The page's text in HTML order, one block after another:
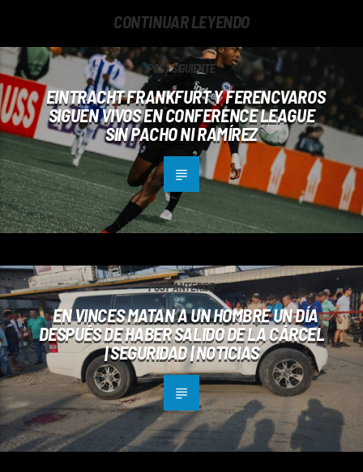
CONTINUAR LEYENDO
POST SIGUIENTE
EINTRACHT FRANKFURT Y FERENCVAROS
SIGUEN VIVOS EN CONFERENCE LEAGUE
SIN PACHO NI RAMÍREZ
POST ANTERIOR
EN VINCES MATAN A UN HOMBRE UN DÍA
DESPUÉS DE HABER SALIDO DE LA CÁRCEL
| SEGURIDAD | NOTICIAS